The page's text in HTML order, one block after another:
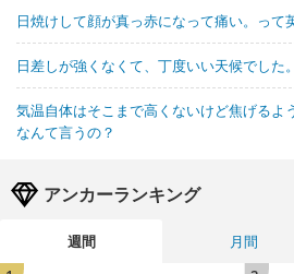
日焼けして顔が真っ赤になって痛い。って
日差しが強くなくて、丁度いい天候でした
気温自体はそこまで高くないけど焦げるよ
なんて言うの？
アンカーランキング
週間 月間